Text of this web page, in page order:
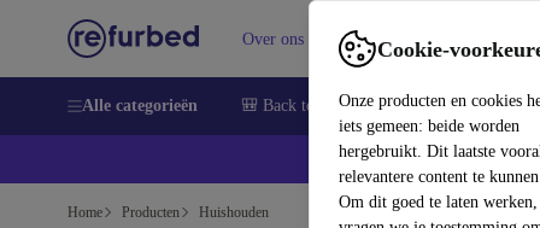
Cookie-
Onze producten en cookies
iets gemeen: beide worden
hergebruikt. Dit laatste
relevantere content te
Om dit goed te laten werken,
Over ons Verkopen Support
Alle categorieën 🎒 Back to school Smartphones
Home Producten Huishouden